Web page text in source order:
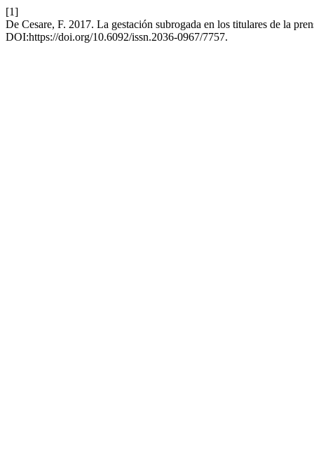
[1]
De Cesare, F. 2017. La gestación subrogada en los titulares de la
DOI:https://doi.org/10.6092/issn.2036-0967/7757.